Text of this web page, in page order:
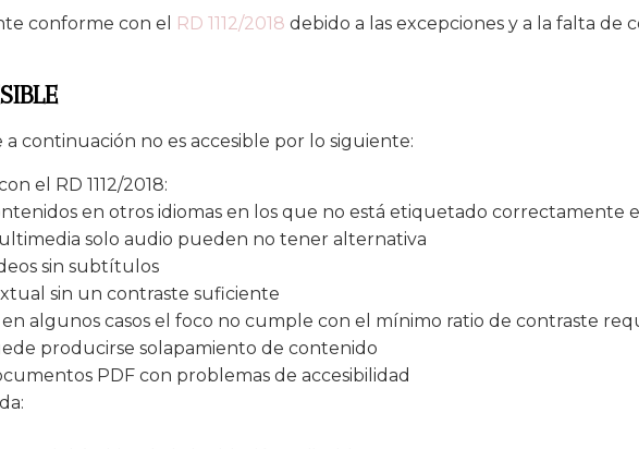
conforme con el RD 1112/2018 debido a las excepciones y a la falta de
continuación no es accesible por lo siguiente:
el RD 1112/2018:
en otros idiomas en los que no está etiquetado correctamente
solo audio pueden no tener alternativa
sin subtítulos
sin un contraste suficiente
en algunos casos el foco no cumple con el mínimo ratio de contraste
producirse solapamiento de contenido
PDF con problemas de accesibilidad